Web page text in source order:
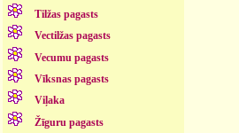
Tilžas pagasts
Vectilžas pagasts
Vecumu pagasts
Vīksnas pagasts
Viļaka
Žīguru pagasts